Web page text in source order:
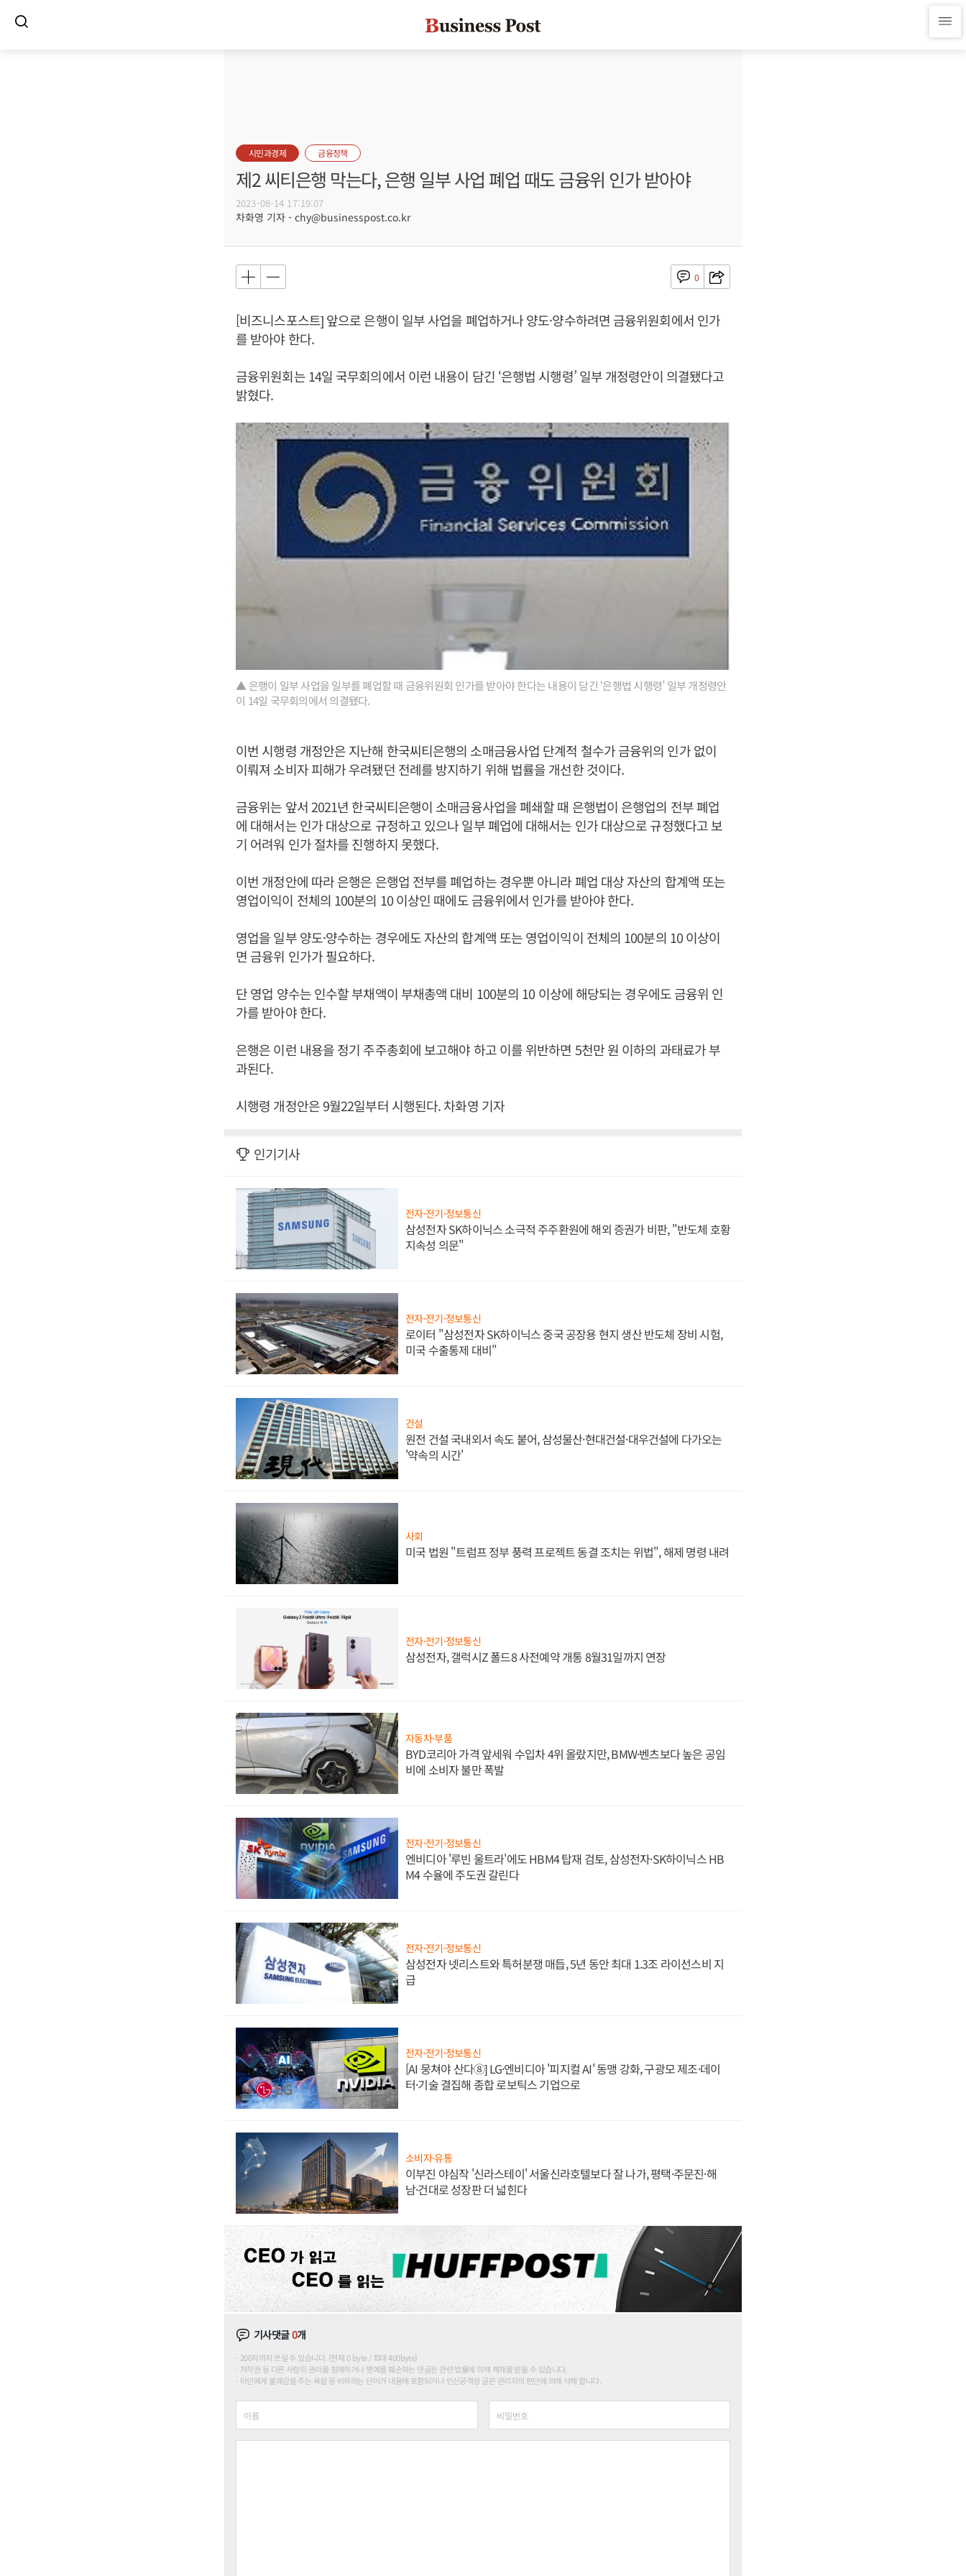
시민과경제 금융정책
제2 씨티은행 막는다, 은행 일부 사업 폐업 때도 금융위 인가 받아야
2023-08-14 17:19:07
차화영 기자 - chy@businesspost.co.kr
0
[비즈니스포스트] 앞으로 은행이 일부 사업을 폐업하거나 양도·양수하려면 금융위원회에서 인가
를 받아야 한다.
금융위원회는 14일 국무회의에서 이런 내용이 담긴 ‘은행법 시행령’ 일부 개정령안이 의결됐다고
밝혔다.
▲ 은행이 일부 사업을 일부를 폐업할 때 금융위원회 인가를 받아야 한다는 내용이 담긴 ‘은행법 시행령’ 일부 개정령안
이 14일 국무회의에서 의결됐다.
이번 시행령 개정안은 지난해 한국씨티은행의 소매금융사업 단계적 철수가 금융위의 인가 없이
이뤄져 소비자 피해가 우려됐던 전례를 방지하기 위해 법률을 개선한 것이다.
금융위는 앞서 2021년 한국씨티은행이 소매금융사업을 폐쇄할 때 은행법이 은행업의 전부 폐업
에 대해서는 인가 대상으로 규정하고 있으나 일부 폐업에 대해서는 인가 대상으로 규정했다고 보
기 어려워 인가 절차를 진행하지 못했다.
이번 개정안에 따라 은행은 은행업 전부를 폐업하는 경우뿐 아니라 폐업 대상 자산의 합계액 또는
영업이익이 전체의 100분의 10 이상인 때에도 금융위에서 인가를 받아야 한다.
영업을 일부 양도·양수하는 경우에도 자산의 합계액 또는 영업이익이 전체의 100분의 10 이상이
면 금융위 인가가 필요하다.
단 영업 양수는 인수할 부채액이 부채총액 대비 100분의 10 이상에 해당되는 경우에도 금융위 인
가를 받아야 한다.
은행은 이런 내용을 정기 주주총회에 보고해야 하고 이를 위반하면 5천만 원 이하의 과태료가 부
과된다.
시행령 개정안은 9월22일부터 시행된다. 차화영 기자
인기기사
전자·전기·정보통신
삼성전자 SK하이닉스 소극적 주주환원에 해외 증권가 비판, "반도체 호황
지속성 의문"
전자·전기·정보통신
로이터 "삼성전자 SK하이닉스 중국 공장용 현지 생산 반도체 장비 시험,
미국 수출통제 대비"
건설
원전 건설 국내외서 속도 붙어, 삼성물산·현대건설·대우건설에 다가오는
'약속의 시간'
사회
미국 법원 "트럼프 정부 풍력 프로젝트 동결 조치는 위법", 해제 명령 내려
전자·전기·정보통신
삼성전자, 갤럭시Z 폴드8 사전예약 개통 8월31일까지 연장
자동차·부품
BYD코리아 가격 앞세워 수입차 4위 올랐지만, BMW·벤츠보다 높은 공임
비에 소비자 불만 폭발
전자·전기·정보통신
엔비디아 '루빈 울트라'에도 HBM4 탑재 검토, 삼성전자·SK하이닉스 HB
M4 수율에 주도권 갈린다
전자·전기·정보통신
삼성전자 넷리스트와 특허분쟁 매듭, 5년 동안 최대 1.3조 라이선스비 지
급
전자·전기·정보통신
[AI 뭉쳐야 산다⑧] LG·엔비디아 '피지컬 AI' 동맹 강화, 구광모 제조·데이
터·기술 결집해 종합 로보틱스 기업으로
소비자·유통
이부진 야심작 '신라스테이' 서울신라호텔보다 잘 나가, 평택·주문진·해
남·건대로 성장판 더 넓힌다
기사댓글0개
200자까지 쓰실 수 있습니다. (현재 0 byte / 최대 400byte)
저작권 등 다른 사람의 권리를 침해하거나 명예를 훼손하는 댓글은 관련 법률에 의해 제재를 받을 수 있습니다.
타인에게 불쾌감을 주는 욕설 등 비하하는 단어가 내용에 포함되거나 인신공격성 글은 관리자의 판단에 의해 삭제 합니다.